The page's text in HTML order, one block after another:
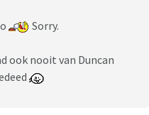
Sorry.
ook nooit van Duncan